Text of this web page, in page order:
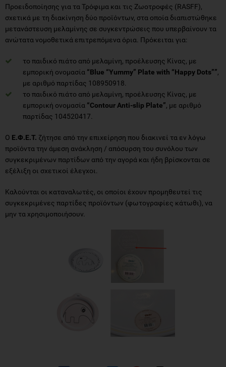
Προειδοποίησης για τα Τρόφιμα και τις Ζωοτροφές (RASFF),
σχετικά με τη διακίνηση δύο προϊόντων, στα οποία διαπιστώθηκε
μετανάστευση μελαμίνης σε συγκεντρώσεις που υπερβαίνουν τα
ανώτατα νομοθετικά επιτρεπόμενα όρια. Πρόκειται για:
το παιδικό πιάτo από μελαμίνη, προέλευσης Κίνας, με
εμπορική ονομασία “Blue “Yummy” Plate with “Happy Dots””,
με αριθμό παρτίδας 108950918.
το παιδικό πιάτo από μελαμίνη, προέλευσης Κίνας, με
εμπορική ονομασία “Contour Anti-slip Plate”, με αριθμό
παρτίδας 104520417.
Ο Ε.Φ.Ε.Τ. ζήτησε από την επιχείρηση που διακινεί τα εν λόγω
προϊόντα την άμεση ανάκληση / απόσυρση του συνόλου των
συγκεκριμένων παρτίδων από την αγορά και ήδη βρίσκονται σε
εξέλιξη οι σχετικοί έλεγχοι.
Καλούνται οι καταναλωτές, οι οποίοι έχουν προμηθευτεί τις
συγκεκριμένες παρτίδες προϊόντων (φωτογραφίες κάτωθι), να
μην τα χρησιμοποιήσουν.